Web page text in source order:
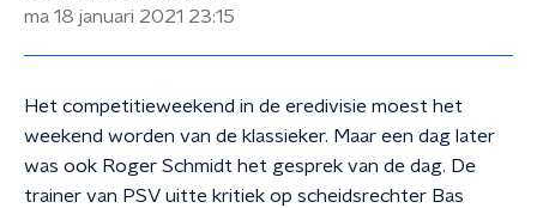
ma 18 januari 2021 23:15
Het competitieweekend in de eredivisie moest het
weekend worden van de klassieker. Maar een dag later
was ook Roger Schmidt het gesprek van de dag. De
trainer van PSV uitte kritiek op scheidsrechter Bas